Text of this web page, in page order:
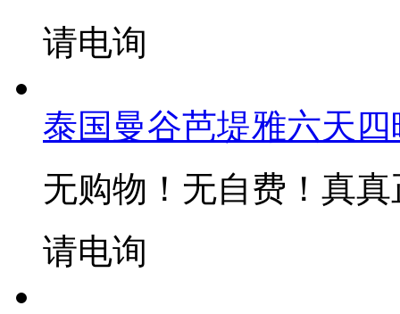
请电询
泰国曼谷芭堤雅六天
无购物！无自费！真
请电询